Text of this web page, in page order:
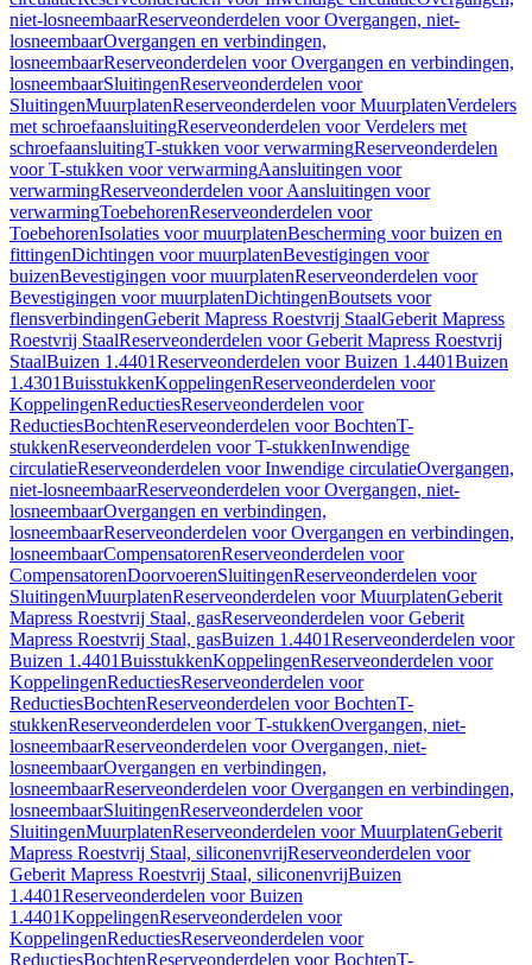
niet-losneembaarReserveonderdelen voor Overgangen, niet-
losneembaarOvergangen en verbindingen,
losneembaarReserveonderdelen voor Overgangen en verbindingen,
losneembaarSluitingenReserveonderdelen voor
SluitingenMuurplatenReserveonderdelen voor MuurplatenVerdelers
met schroefaansluitingReserveonderdelen voor Verdelers met
schroefaansluitingT-stukken voor verwarmingReserveonderdelen
voor T-stukken voor verwarmingAansluitingen voor
verwarmingReserveonderdelen voor Aansluitingen voor
verwarmingToebehorenReserveonderdelen voor
ToebehorenIsolaties voor muurplatenBescherming voor buizen en
fittingenDichtingen voor muurplatenBevestigingen voor
buizenBevestigingen voor muurplatenReserveonderdelen voor
Bevestigingen voor muurplatenDichtingenBoutsets voor
flensverbindingenGeberit Mapress Roestvrij StaalGeberit Mapress
Roestvrij StaalReserveonderdelen voor Geberit Mapress Roestvrij
StaalBuizen 1.4401Reserveonderdelen voor Buizen 1.4401Buizen
1.4301BuisstukkenKoppelingenReserveonderdelen voor
KoppelingenReductiesReserveonderdelen voor
ReductiesBochtenReserveonderdelen voor BochtenT-
stukkenReserveonderdelen voor T-stukkenInwendige
circulatieReserveonderdelen voor Inwendige circulatieOvergangen,
niet-losneembaarReserveonderdelen voor Overgangen, niet-
losneembaarOvergangen en verbindingen,
losneembaarReserveonderdelen voor Overgangen en verbindingen,
losneembaarCompensatorenReserveonderdelen voor
CompensatorenDoorvoerenSluitingenReserveonderdelen voor
SluitingenMuurplatenReserveonderdelen voor MuurplatenGeberit
Mapress Roestvrij Staal, gasReserveonderdelen voor Geberit
Mapress Roestvrij Staal, gasBuizen 1.4401Reserveonderdelen voor
Buizen 1.4401BuisstukkenKoppelingenReserveonderdelen voor
KoppelingenReductiesReserveonderdelen voor
ReductiesBochtenReserveonderdelen voor BochtenT-
stukkenReserveonderdelen voor T-stukkenOvergangen, niet-
losneembaarReserveonderdelen voor Overgangen, niet-
losneembaarOvergangen en verbindingen,
losneembaarReserveonderdelen voor Overgangen en verbindingen,
losneembaarSluitingenReserveonderdelen voor
SluitingenMuurplatenReserveonderdelen voor MuurplatenGeberit
Mapress Roestvrij Staal, siliconenvrijReserveonderdelen voor
Geberit Mapress Roestvrij Staal, siliconenvrijBuizen
1.4401Reserveonderdelen voor Buizen
1.4401KoppelingenReserveonderdelen voor
KoppelingenReductiesReserveonderdelen voor
ReductiesBochtenReserveonderdelen voor BochtenT-